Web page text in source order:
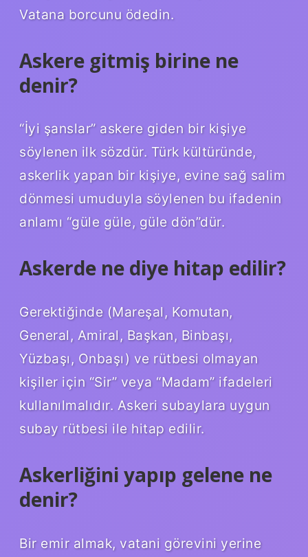
Vatana borcunu ödedin.
Askere gitmiş birine ne
denir?
“İyi şanslar” askere giden bir kişiye
söylenen ilk sözdür. Türk kültüründe,
askerlik yapan bir kişiye, evine sağ salim
dönmesi umuduyla söylenen bu ifadenin
anlamı “güle güle, güle dön”dür.
Askerde ne diye hitap edilir?
Gerektiğinde (Mareşal, Komutan,
General, Amiral, Başkan, Binbaşı,
Yüzbaşı, Onbaşı) ve rütbesi olmayan
kişiler için “Sir” veya “Madam” ifadeleri
kullanılmalıdır. Askeri subaylara uygun
subay rütbesi ile hitap edilir.
Askerliğini yapıp gelene ne
denir?
Bir emir almak, vatani görevini yerine